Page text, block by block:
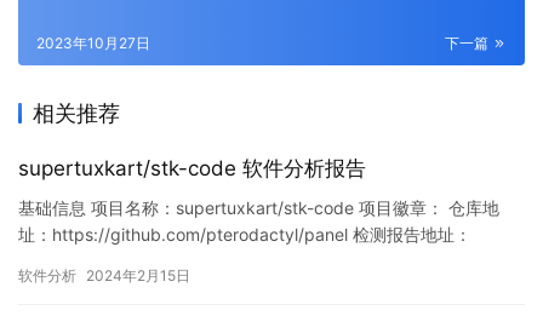
下一篇
2023年10月27日
相关推荐
supertuxkart/stk-code 软件分析报告
基础信息 项目名称：supertuxkart/stk-code 项目徽章： 仓库地
址：https://github.com/pterodactyl/panel 检测报告地址：
55040/1758051240749563904 此报告由Murphyse…
软件分析 2024年2月15日